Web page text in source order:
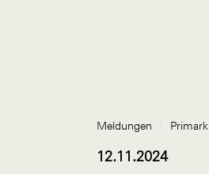
Meldungen / Primark
12.11.2024